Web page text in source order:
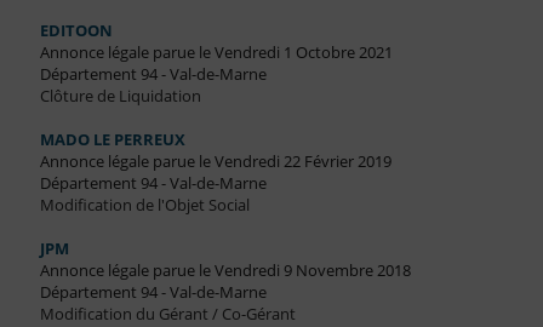
EDITOON
Annonce légale parue le Vendredi 1 Octobre 2021
Département 94 - Val-de-Marne
Clôture de Liquidation
MADO LE PERREUX
Annonce légale parue le Vendredi 22 Février 2019
Département 94 - Val-de-Marne
Modification de l'Objet Social
JPM
Annonce légale parue le Vendredi 9 Novembre 2018
Département 94 - Val-de-Marne
Modification du Gérant / Co-Gérant